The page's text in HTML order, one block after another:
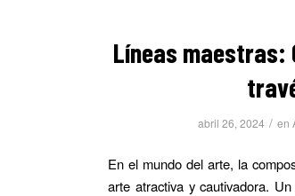
Líneas maestras:
abril 26, 2024 / en
En el mundo del arte, la
arte atractiva y cautivadora.